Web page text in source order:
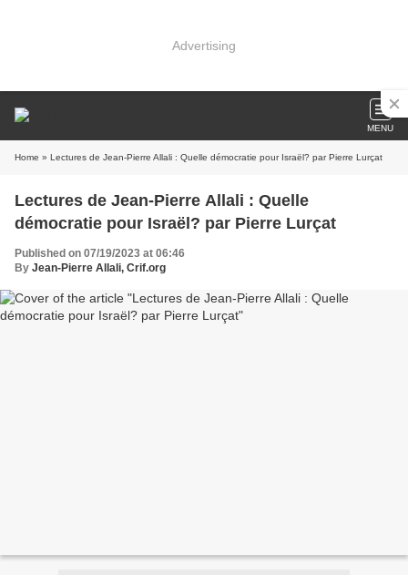
Advertising
MENU
Home » Lectures de Jean-Pierre Allali : Quelle démocratie pour Israël? par Pierre Lurçat
Lectures de Jean-Pierre Allali : Quelle
démocratie pour Israël? par Pierre Lurçat
Published on 07/19/2023 at 06:46
By Jean-Pierre Allali, Crif.org